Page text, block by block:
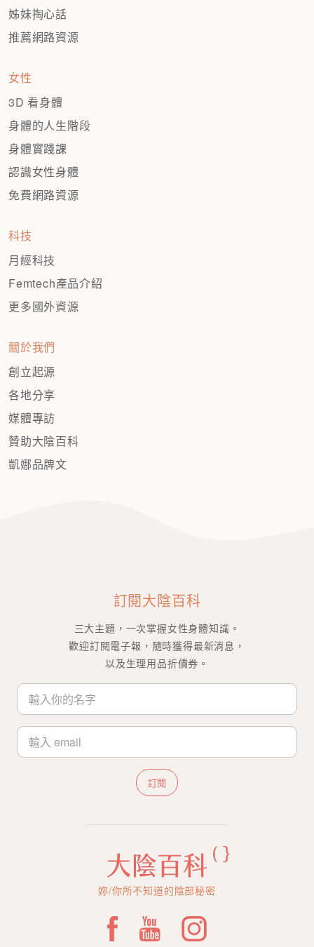
姊妹掏心話
推薦網路資源
女性
3D 看身體
身體的人生階段
身體實踐課
認識女性身體
免費網路資源
科技
月經科技
Femtech產品介紹
更多國外資源
關於我們
創立起源
各地分享
媒體專訪
贊助大陰百科
凱娜品牌文
訂閱大陰百科
三大主題，一次掌握女性身體知識。
歡迎訂閱電子報，隨時獲得最新消息，
以及生理用品折價券。
訂閱
妳/你所不知道的陰部秘密